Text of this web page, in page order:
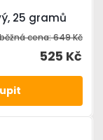
25 gramů
běžná cena:649 Kč
525 Kč